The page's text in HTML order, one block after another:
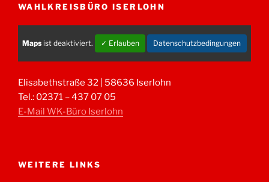
WAHLKREISBÜRO ISERLOHN
Maps ist deaktiviert. ✓ Erlauben Datenschutzbedingungen
Elisabethstraße 32 | 58636 Iserlohn
Tel.: 02371 – 437 07 05
E-Mail WK-Büro Iserlohn
WEITERE LINKS